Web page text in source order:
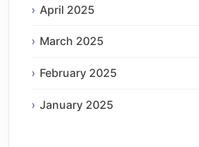
April 2025
March 2025
February 2025
January 2025